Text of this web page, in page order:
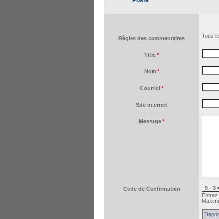
Règles des commentaires Tous
Titre*
Nom *
Courriel*
Site internet
Message*
Code de Confirmation
9 - 3
Entrez